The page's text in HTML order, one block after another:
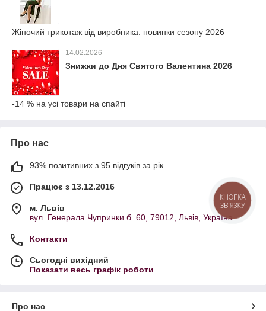
Жіночий трикотаж від виробника: новинки сезону 2026
14.02.2026
Знижки до Дня Святого Валентина 2026
-14 % на усі товари на спайті
Про нас
93% позитивних з 95 відгуків за рік
Працює з 13.12.2016
м. Львів
вул. Генерала Чупринки б. 60, 79012, Львів, Україна
Контакти
Сьогодні вихідний
Показати весь графік роботи
Про нас
КНОПКА
ЗВ'ЯЗКУ